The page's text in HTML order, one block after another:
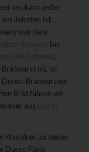
uns kann jeder
am liebsten ist.
von dem
Schwein bis
Bio Schwein.
Bratwurst ist, ist
Duroc-Bratwürsten
Brät führen wir
aus Duroc
Klassiker, zu denen
Duroc Flank